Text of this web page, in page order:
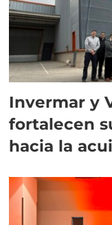
Invermar y
fortalecen
hacia la